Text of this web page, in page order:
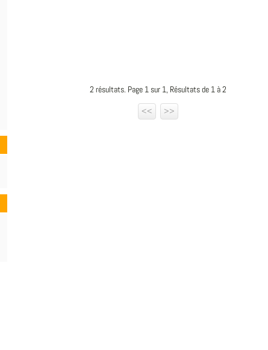
2 résultats. Page 1 sur 1, Résultats de 1 à 2
<<
>>